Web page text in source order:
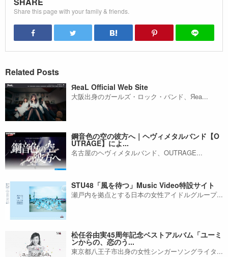
Share this page with your family & friends.
Related Posts
ЯeaL Official Web Site
大阪出身のガールズ・ロック・バンド、Яea...
鋼音色の空の彼方へ｜ヘヴィメタルバンド【O
UTRAGE】によ...
名古屋のヘヴィメタルバンド、OUTRAGE...
STU48「風を待つ」Music Video特設サイト
瀬戸内を拠点とする日本の女性アイドルグループ...
松任谷由実45周年記念ベストアルバム「ユーミ
ンからの、恋のう...
東京都八王子市出身の女性シンガーソングライタ...